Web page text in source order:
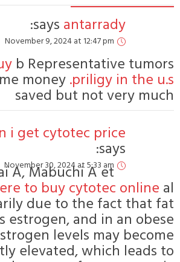
b
can you buy
We had some
where can i
Saito T, Fukai
where
This is
primarily
releases
state,
significantly